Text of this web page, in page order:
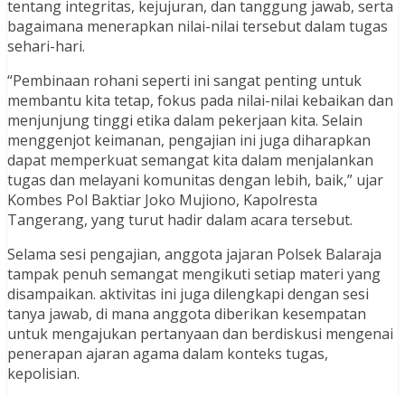
tentang integritas, kejujuran, dan tanggung jawab, serta
bagaimana menerapkan nilai-nilai tersebut dalam tugas
sehari-hari.
“Pembinaan rohani seperti ini sangat penting untuk
membantu kita tetap, fokus pada nilai-nilai kebaikan dan
menjunjung tinggi etika dalam pekerjaan kita. Selain
menggenjot keimanan, pengajian ini juga diharapkan
dapat memperkuat semangat kita dalam menjalankan
tugas dan melayani komunitas dengan lebih, baik,” ujar
Kombes Pol Baktiar Joko Mujiono, Kapolresta
Tangerang, yang turut hadir dalam acara tersebut.
Selama sesi pengajian, anggota jajaran Polsek Balaraja
tampak penuh semangat mengikuti setiap materi yang
disampaikan. aktivitas ini juga dilengkapi dengan sesi
tanya jawab, di mana anggota diberikan kesempatan
untuk mengajukan pertanyaan dan berdiskusi mengenai
penerapan ajaran agama dalam konteks tugas,
kepolisian.